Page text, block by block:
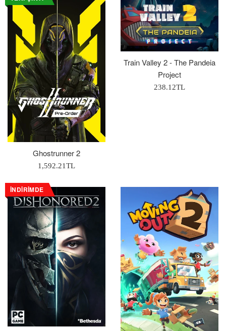
Ghostrunner 2
Normal
1,592.21TL
Train Valley 2 - The Pandeia
Project
Normal
238.12TL
İNDIRIMDE